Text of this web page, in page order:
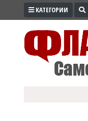
ПРОМО
КАТЕГОРИИ